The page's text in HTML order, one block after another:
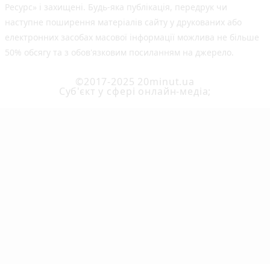
Ресурс» і захищені. Будь-яка публiкацiя, передрук чи
наступне поширення матеріалів сайту у друкованих або
електронних засобах масової інформації можлива не більше
50% обсягу та з обов'язковим посиланням на джерело.
©2017-2025 20minut.ua
Cуб'єкт у сфері онлайн-медіа;